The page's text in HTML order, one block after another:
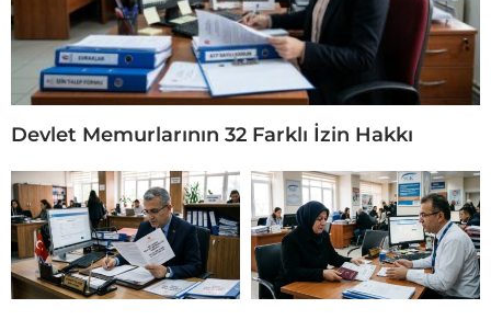
Devlet Memurlarının 32 Farklı İzin Hakkı